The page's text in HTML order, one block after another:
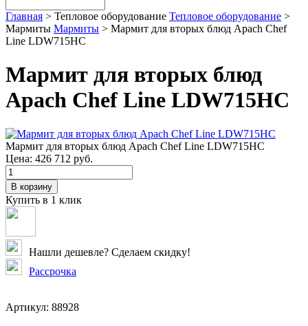
Главная > Тепловое оборудование Тепловое оборудование >
Мармиты Мармиты > Мармит для вторых блюд Apach Chef
Line LDW715HC
Мармит для вторых блюд
Apach Chef Line LDW715HC
Мармит для вторых блюд Apach Chef Line LDW715HC
Цена: 426 712 руб.
В корзину
Купить в 1 клик
Нашли дешевле? Сделаем скидку!
Рассрочка
Артикул: 88928